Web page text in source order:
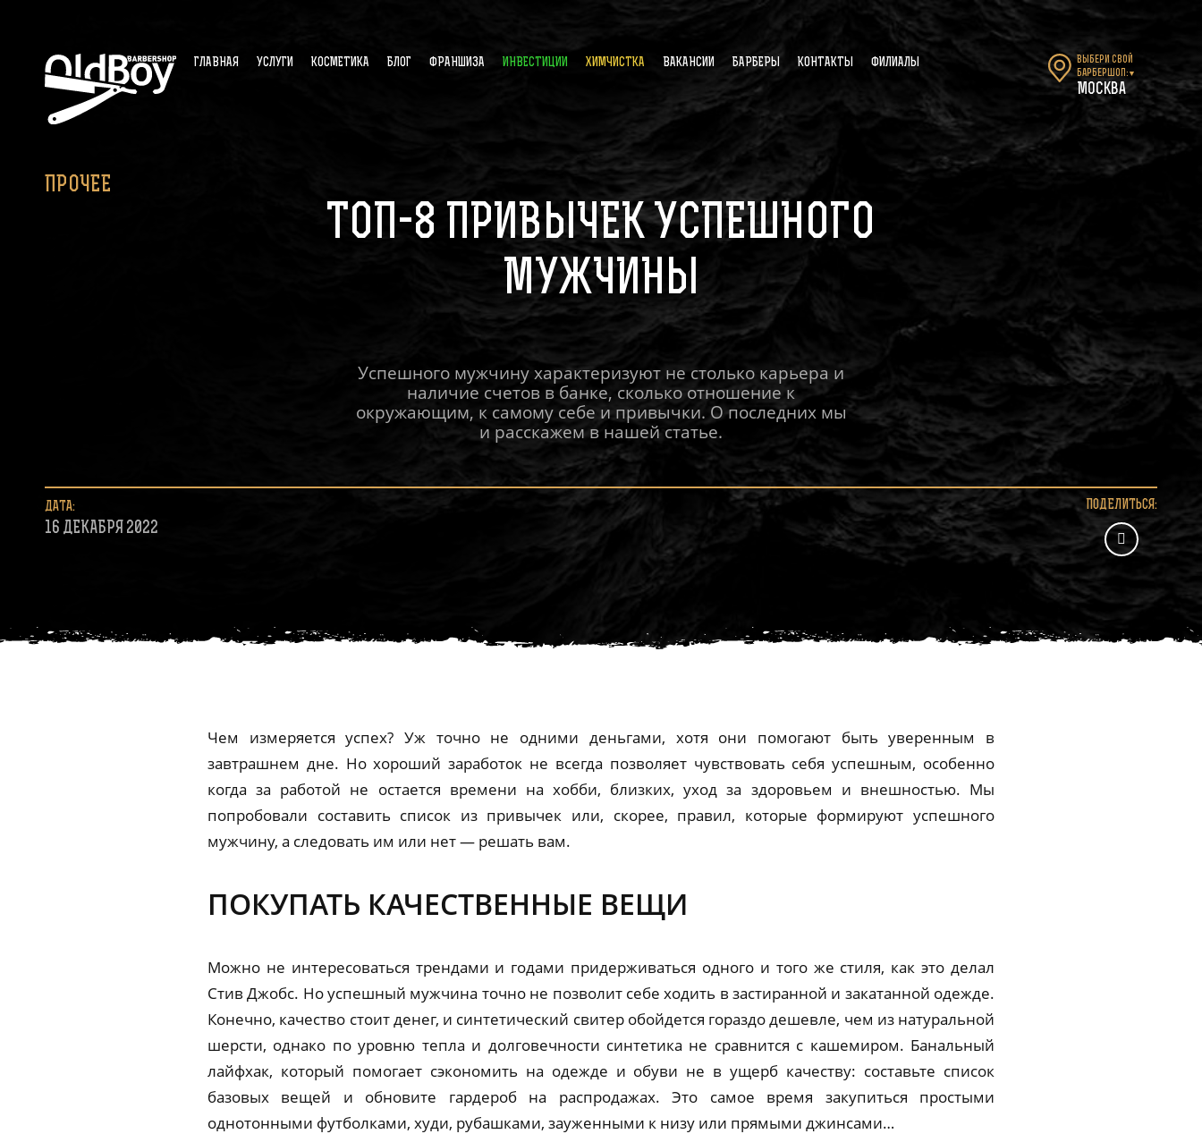
ГЛАВНАЯ УСЛУГИ КОСМЕТИКА БЛОГ ФРАНШИЗА ИНВЕСТИЦИИ ХИМЧИСТКА ВАКАНСИИ БАРБЕРЫ КОНТАКТЫ ФИЛИАЛЫ
Выбери свой
барбершоп:▼
Москва
ПРОЧЕЕ
ТОП-8 ПРИВЫЧЕК УСПЕШНОГО
МУЖЧИНЫ
Успешного мужчину характеризуют не столько карьера и
наличие счетов в банке, сколько отношение к
окружающим, к самому себе и привычки. О последних мы
и расскажем в нашей статье.
ДАТА:
16 ДЕКАБРЯ 2022
ПОДЕЛИТЬСЯ:
Чем измеряется успех? Уж точно не одними деньгами, хотя они помогают быть уверенным в
завтрашнем дне. Но хороший заработок не всегда позволяет чувствовать себя успешным, особенно
когда за работой не остается времени на хобби, близких, уход за здоровьем и внешностью. Мы
попробовали составить список из привычек или, скорее, правил, которые формируют успешного
мужчину, а следовать им или нет — решать вам.
ПОКУПАТЬ КАЧЕСТВЕННЫЕ ВЕЩИ
Можно не интересоваться трендами и годами придерживаться одного и того же стиля, как это делал
Стив Джобс. Но успешный мужчина точно не позволит себе ходить в застиранной и закатанной одежде.
Конечно, качество стоит денег, и синтетический свитер обойдется гораздо дешевле, чем из натуральной
шерсти, однако по уровню тепла и долговечности синтетика не сравнится с кашемиром. Банальный
лайфхак, который помогает сэкономить на одежде и обуви не в ущерб качеству: составьте список
базовых вещей и обновите гардероб на распродажах. Это самое время закупиться простыми
однотонными футболками, худи, рубашками, зауженными к низу или прямыми джинсами…